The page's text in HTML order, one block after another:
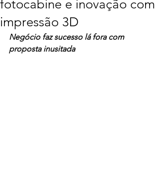
fotocabine e inovação com
impressão 3D
Negócio faz sucesso lá fora com
proposta inusitada